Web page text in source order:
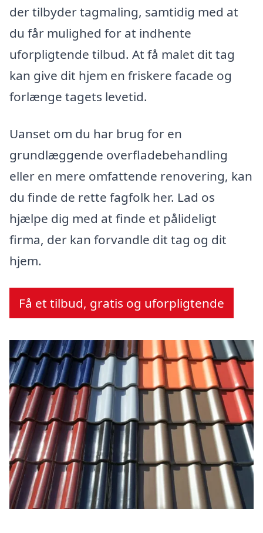
der tilbyder tagmaling, samtidig med at
du får mulighed for at indhente
uforpligtende tilbud. At få malet dit tag
kan give dit hjem en friskere facade og
forlænge tagets levetid.
Uanset om du har brug for en
grundlæggende overfladebehandling
eller en mere omfattende renovering, kan
du finde de rette fagfolk her. Lad os
hjælpe dig med at finde et pålideligt
firma, der kan forvandle dit tag og dit
hjem.
Få et tilbud, gratis og uforpligtende